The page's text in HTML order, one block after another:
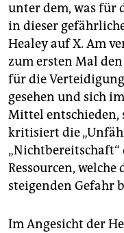
unter dem, was für
in dieser
Healey auf X. Am
zum ersten Mal
für die
gesehen und sich
Mittel entschieden,
kritisiert die
Ressourcen,
steigenden Gefahr
Im Angesicht der